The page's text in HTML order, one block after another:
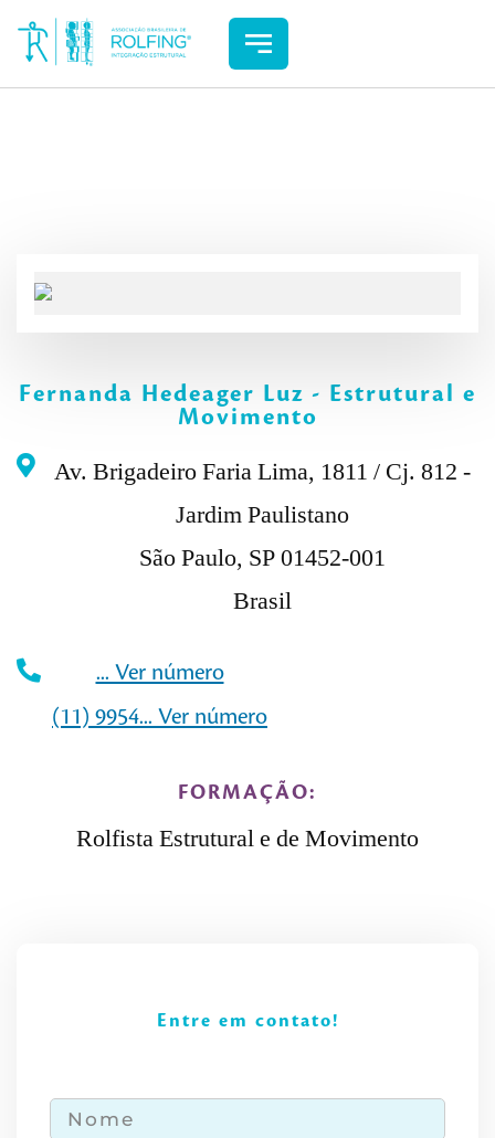
Fernanda Hedeager Luz - Estrutural e
Movimento
Av. Brigadeiro Faria Lima, 1811 / Cj. 812 -
Jardim Paulistano
São Paulo, SP 01452-001
Brasil
... Ver número
(11) 9954... Ver número
FORMAÇÃO:
Rolfista Estrutural e de Movimento
Entre em contato!